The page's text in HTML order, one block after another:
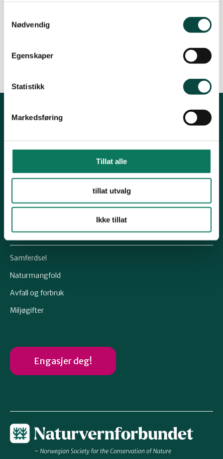
Nødvendig
Egenskaper
Statistikk
Markedsføring
Tillat alle
tillat utvalg
Ikke tillat
Les uttalen fra Naturvernforbundet i Møre og
Romsdal til Norges vassdrags- og
Kontakt fylkeslaget
Epost: moreogromsdal@naturvernforbundet.no
Kontonummer 12546262829
Snarveier
Samferdsel
Naturmangfold
Avfall og forbruk
Miljøgifter
Engasjer deg!